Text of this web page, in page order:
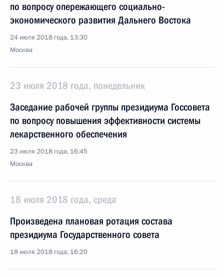
по вопросу опережающего социально-
экономического развития Дальнего Востока
24 июля 2018 года, 13:30
Москва
23 июля 2018 года, понедельник
Заседание рабочей группы президиума Госсовета
по вопросу повышения эффективности системы
лекарственного обеспечения
23 июля 2018 года, 16:45
Москва
18 июля 2018 года, среда
Произведена плановая ротация состава
президиума Государственного совета
18 июля 2018 года, 16:20